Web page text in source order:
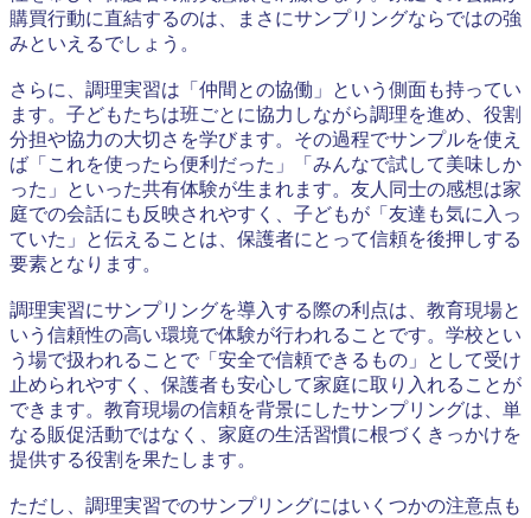
購買行動に直結するのは、まさにサンプリングならではの強
みといえるでしょう。
さらに、調理実習は「仲間との協働」という側面も持ってい
ます。子どもたちは班ごとに協力しながら調理を進め、役割
分担や協力の大切さを学びます。その過程でサンプルを使え
ば「これを使ったら便利だった」「みんなで試して美味しか
った」といった共有体験が生まれます。友人同士の感想は家
庭での会話にも反映されやすく、子どもが「友達も気に入っ
ていた」と伝えることは、保護者にとって信頼を後押しする
要素となります。
調理実習にサンプリングを導入する際の利点は、教育現場と
いう信頼性の高い環境で体験が行われることです。学校とい
う場で扱われることで「安全で信頼できるもの」として受け
止められやすく、保護者も安心して家庭に取り入れることが
できます。教育現場の信頼を背景にしたサンプリングは、単
なる販促活動ではなく、家庭の生活習慣に根づくきっかけを
提供する役割を果たします。
ただし、調理実習でのサンプリングにはいくつかの注意点も